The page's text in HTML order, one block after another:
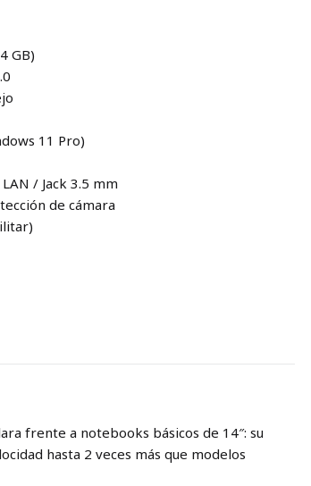
GB)
11 Pro)
/ Jack 3.5 mm
de cámara
frente a notebooks básicos de 14″: su
hasta 2 veces más que modelos